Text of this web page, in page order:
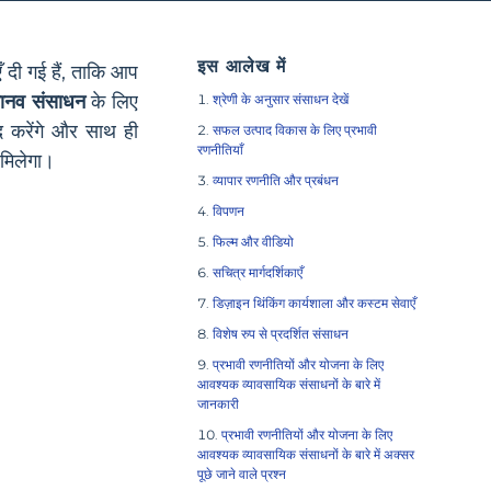
इस आलेख में
श्रेणी के अनुसार संसाधन देखें
सफल उत्पाद विकास के लिए प्रभावी
रणनीतियाँ
व्यापार रणनीति और प्रबंधन
विपणन
फिल्म और वीडियो
सचित्र मार्गदर्शिकाएँ
डिज़ाइन थिंकिंग कार्यशाला और कस्टम सेवाएँ
विशेष रुप से प्रदर्शित संसाधन
प्रभावी रणनीतियों और योजना के लिए
आवश्यक व्यावसायिक संसाधनों के बारे में
जानकारी
प्रभावी रणनीतियों और योजना के लिए
आवश्यक व्यावसायिक संसाधनों के बारे में अक्सर
पूछे जाने वाले प्रश्न
गई हैं, ताकि आप
संसाधनके लिए
करेंगे और साथ ही